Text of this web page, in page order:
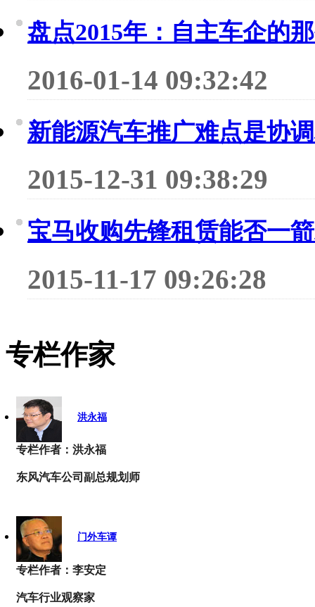
盘点2015年：自主车企的
2016-01-14 09:32:42
新能源汽车推广难点是协
2015-12-31 09:38:29
宝马收购先锋租赁能否一
2015-11-17 09:26:28
专栏作家
洪永福
专栏作者：洪永福
东风汽车公司副总规划师
门外车谭
专栏作者：李安定
汽车行业观察家